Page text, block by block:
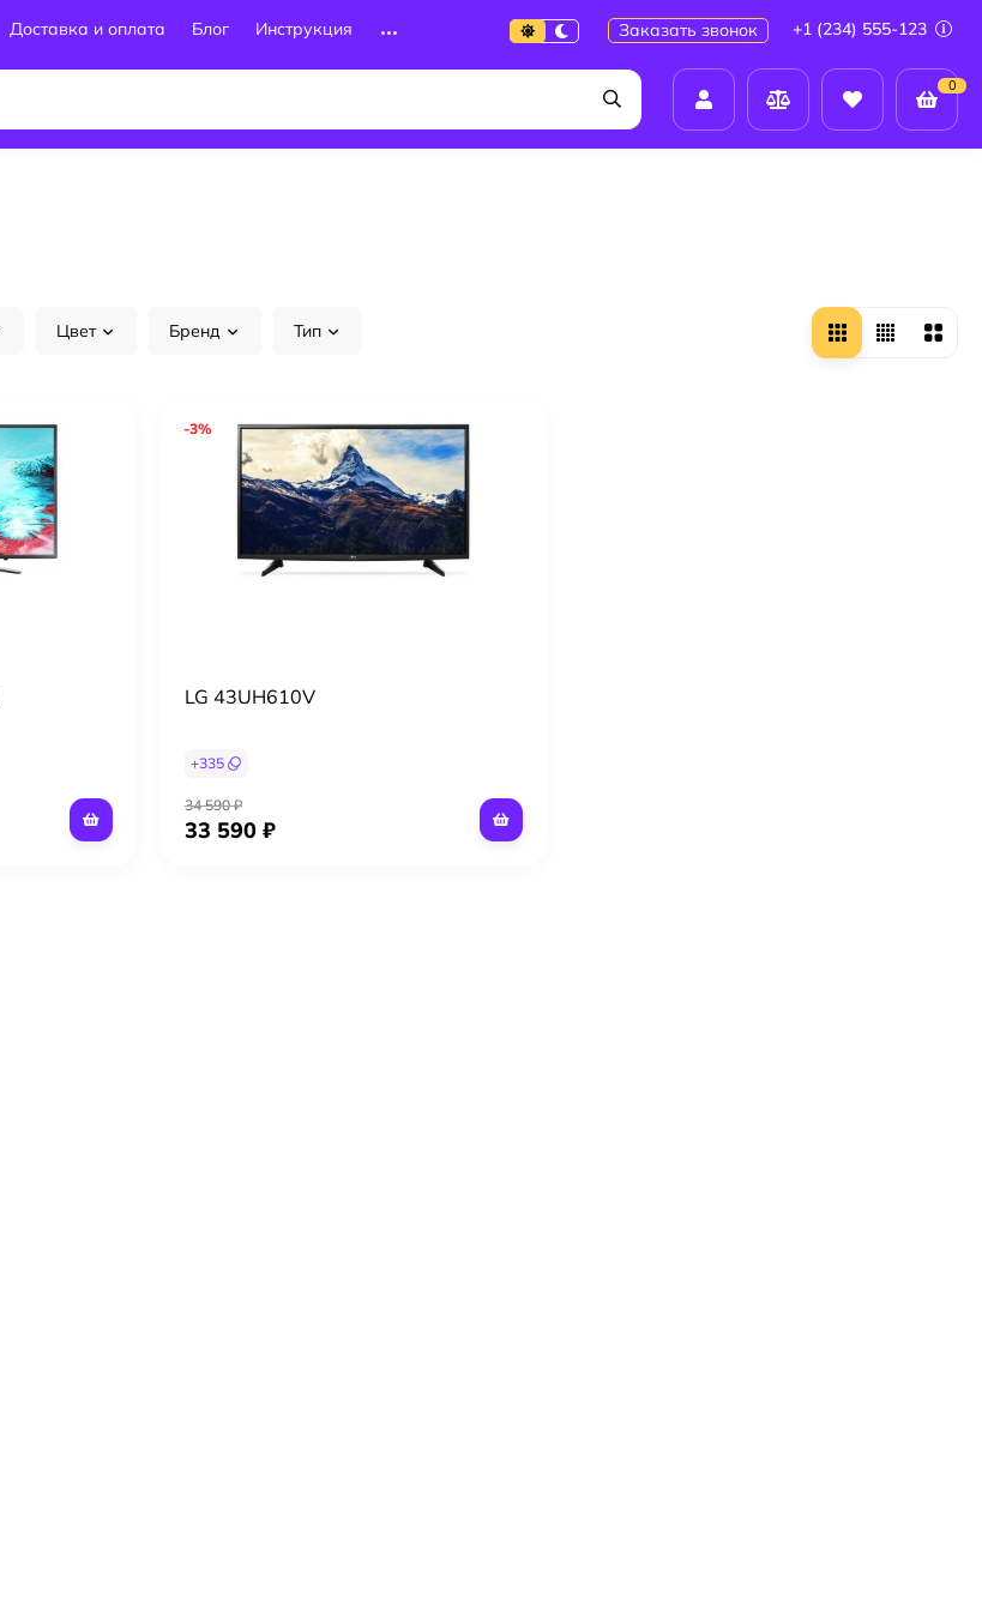
Доставка и оплата Блог Инструкция Заказать звонок +1 (234) 555-123
0
Цвет Бренд Тип
-3%
LG 43UH610V
+335
34 590 ₽
33 590 ₽